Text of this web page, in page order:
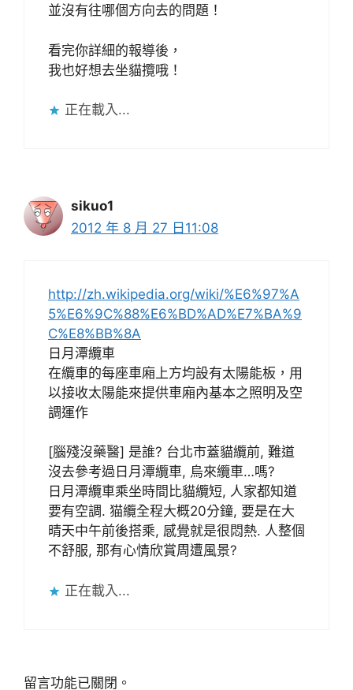
並沒有往哪個方向去的問題！
看完你詳細的報導後，
我也好想去坐貓攬哦！
正在載入...
sikuo1
2012 年 8 月 27 日11:08
http://zh.wikipedia.org/wiki/%E6%97%A
5%E6%9C%88%E6%BD%AD%E7%BA%9
C%E8%BB%8A
日月潭纜車
在纜車的每座車廂上方均設有太陽能板，用
以接收太陽能來提供車廂內基本之照明及空
調運作
[腦殘沒藥醫] 是誰? 台北市蓋貓纜前, 難道
沒去參考過日月潭纜車, 烏來纜車…嗎?
日月潭纜車乘坐時間比貓纜短, 人家都知道
要有空調. 猫纜全程大概20分鐘, 要是在大
晴天中午前後搭乘, 感覺就是很悶熱. 人整個
不舒服, 那有心情欣賞周遭風景?
正在載入...
留言功能已關閉。